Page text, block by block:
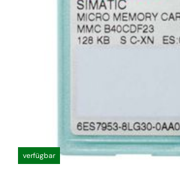
verfügbar